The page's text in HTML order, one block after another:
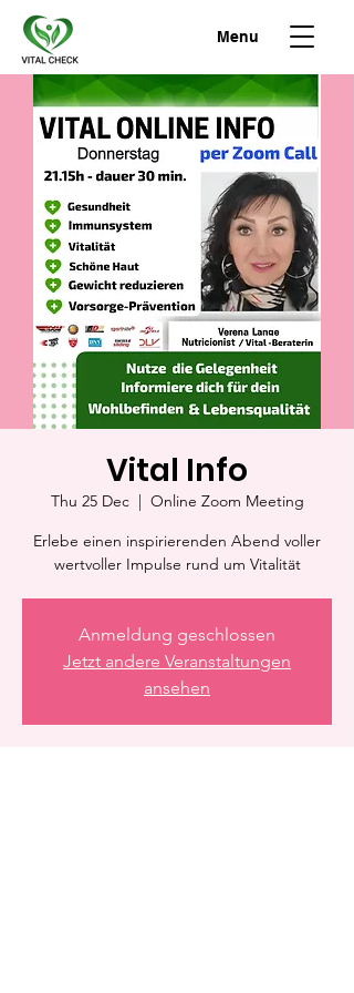
Menu
Vital Info
Thu 25 Dec
  |
Online Zoom Meeting
Erlebe einen inspirierenden Abend voller
wertvoller Impulse rund um Vitalität
Anmeldung geschlossen
Jetzt andere Veranstaltungen
ansehen